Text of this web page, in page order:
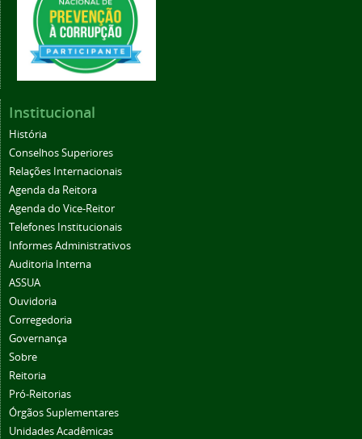
Institucional
História
Conselhos Superiores
Relações Internacionais
Agenda da Reitora
Agenda do Vice-Reitor
Telefones Institucionais
Informes Administrativos
Auditoria Interna
ASSUA
Ouvidoria
Corregedoria
Governança
Sobre
Reitoria
Pró-Reitorias
Órgãos Suplementares
Unidades Acadêmicas